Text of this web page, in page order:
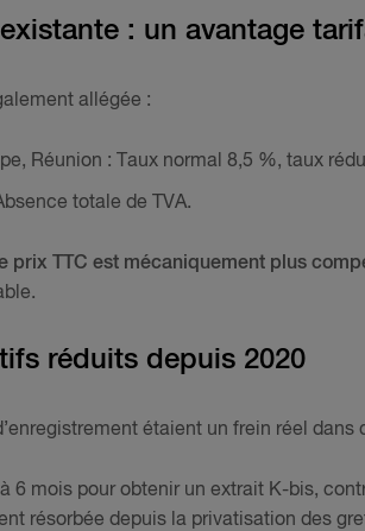
: un avantage
allégée :
Réunion : Taux normal 8,5 %, taux
totale de TVA.
prix TTC est mécaniquement plus
réduits depuis 2020
étaient un frein réel dans
6 mois pour obtenir un extrait K-bis,
résorbée depuis la privatisation des